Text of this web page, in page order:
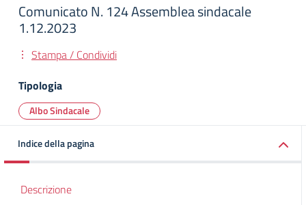
Comunicato N. 124 Assemblea sindacale
1.12.2023
Stampa / Condividi
Tipologia
Albo Sindacale
Indice della pagina
Descrizione